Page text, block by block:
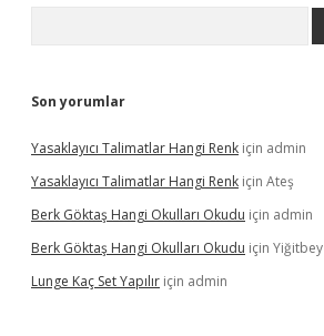
Son yorumlar
Yasaklayıcı Talimatlar Hangi Renk için admin
Yasaklayıcı Talimatlar Hangi Renk için Ateş
Berk Göktaş Hangi Okulları Okudu için admin
Berk Göktaş Hangi Okulları Okudu için Yiğitbey
Lunge Kaç Set Yapılır için admin